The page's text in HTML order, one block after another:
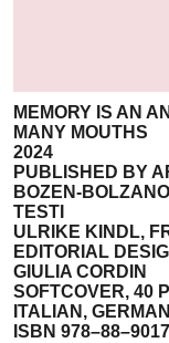
MEMORY IS AN
MANY MOUTHS
2024
PUBLISHED BY
BOZEN-
TESTI
ULRIKE KINDL,
EDITORIAL
GIULIA CORDIN
SOFTCOVER, 40
ITALIAN,
ISBN